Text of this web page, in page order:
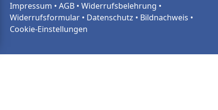
Impressum • AGB • Widerrufsbelehrung •
Widerrufsformular • Datenschutz • Bildnachweis •
Cookie-Einstellungen